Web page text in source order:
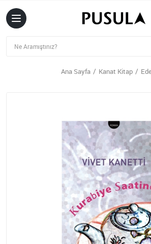
Ana Sayfa Kanat Kitap